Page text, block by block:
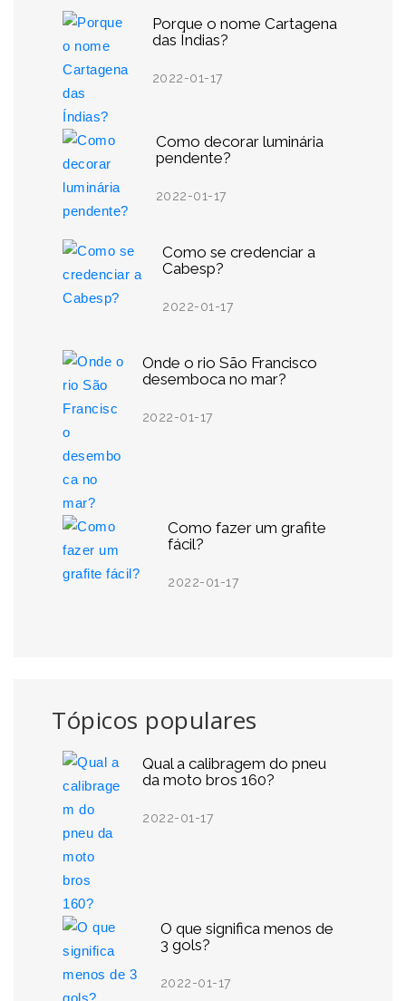
Porque o nome Cartagena
das Índias?
2022-01-17
Como decorar luminária
pendente?
2022-01-17
Como se credenciar a
Cabesp?
2022-01-17
Onde o rio São Francisco
desemboca no mar?
2022-01-17
Como fazer um grafite
fácil?
2022-01-17
Tópicos populares
Qual a calibragem do pneu
da moto bros 160?
2022-01-17
O que significa menos de
3 gols?
2022-01-17